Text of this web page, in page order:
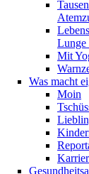
Lunge
Mit
Was macht
Moin